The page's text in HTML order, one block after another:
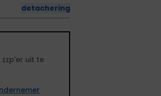
detachering
uit te